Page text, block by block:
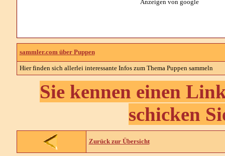
Anzeigen von google
sammler.com über Puppen
Hier finden sich allerlei interessante Infos zum Thema Puppen sammeln
Sie kennen einen
schicken
Zurück zur Übersicht